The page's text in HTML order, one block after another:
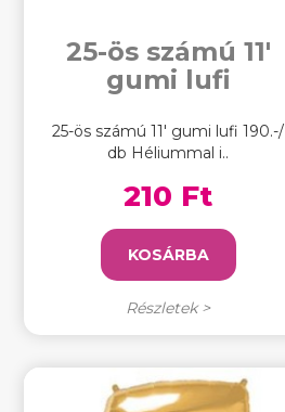
25-ös számú 11'
gumi lufi
25-ös számú 11' gumi lufi 190.-/
db Héliummal i..
210 Ft
KOSÁRBA
Részletek >